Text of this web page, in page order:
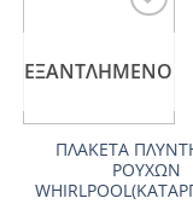
ΕΞΑΝΤΛΗΜΈΝΟ
ΠΛΑΚΕΤΑ
ΡΟΥΧΩΝ